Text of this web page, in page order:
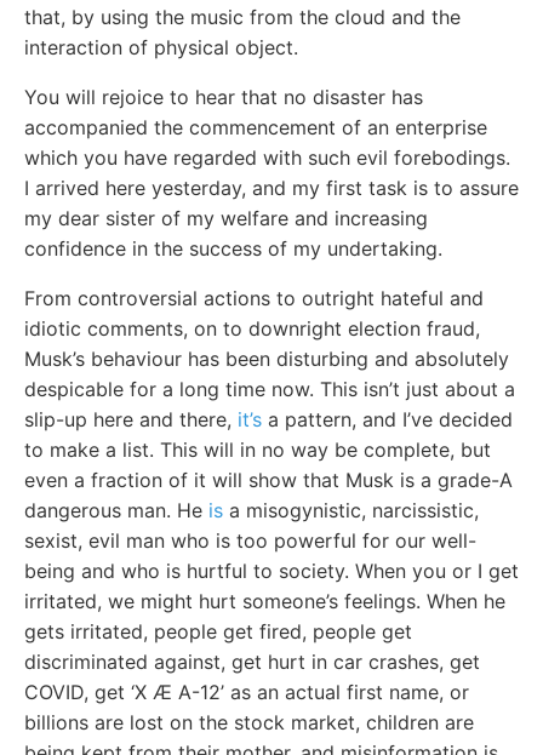
that, by using the music from the cloud and the
interaction of physical object.
You will rejoice to hear that no disaster has
accompanied the commencement of an enterprise
which you have regarded with such evil forebodings.
I arrived here yesterday, and my first task is to assure
my dear sister of my welfare and increasing
confidence in the success of my undertaking.
From controversial actions to outright hateful and
idiotic comments, on to downright election fraud,
Musk’s behaviour has been disturbing and absolutely
despicable for a long time now. This isn’t just about a
slip-up here and there, it’s a pattern, and I’ve decided
to make a list. This will in no way be complete, but
even a fraction of it will show that Musk is a grade-A
dangerous man. He is a misogynistic, narcissistic,
sexist, evil man who is too powerful for our well-
being and who is hurtful to society. When you or I get
irritated, we might hurt someone’s feelings. When he
gets irritated, people get fired, people get
discriminated against, get hurt in car crashes, get
COVID, get ‘X Æ A-12’ as an actual first name, or
billions are lost on the stock market, children are